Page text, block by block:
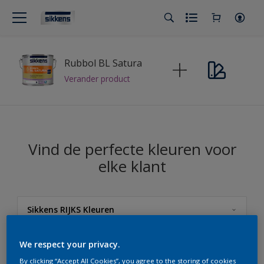
Rubbol BL Satura
Verander product
Vind de perfecte kleuren voor
elke klant
Sikkens RIJKS Kleuren
We respect your privacy.
By clicking “Accept All Cookies”, you agree to the storing of cookies